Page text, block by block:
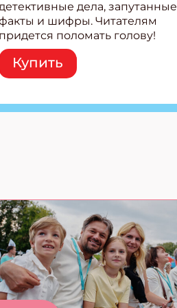
дела, запутанные
и шифры. Читателям
придется поломать голову!
Внутри: Шифры и
расшифровки Плетем
запутанные поделки
коды 3 комикса
Купить